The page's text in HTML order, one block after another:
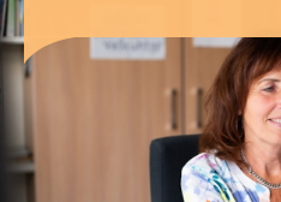
Karriere
Sozialdienste & Zuweisende